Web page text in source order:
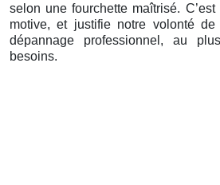
selon une fourchette maîtrisé.
motive, et justifie notre volonté
dépannage professionnel, au
besoins.